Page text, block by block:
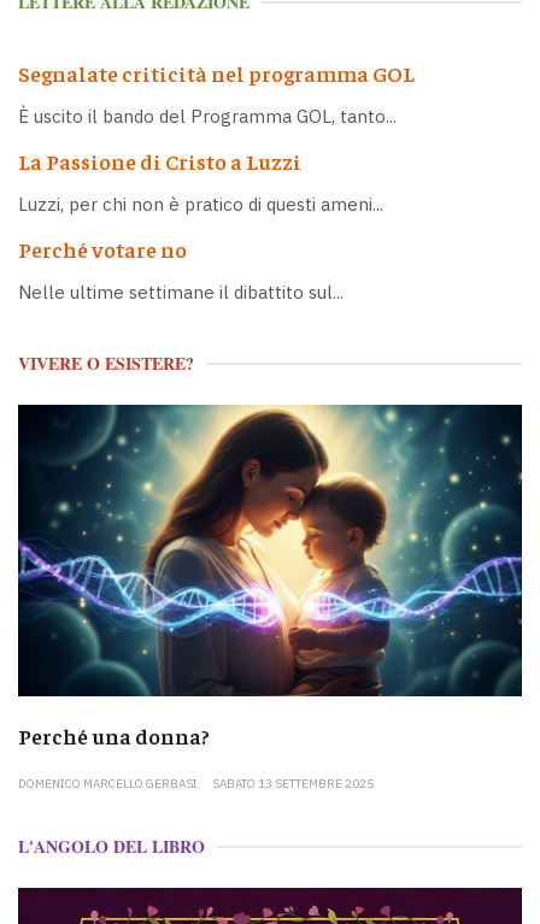
Segnalate criticità nel programma GOL
È uscito il bando del Programma GOL, tanto...
La Passione di Cristo a Luzzi
Luzzi, per chi non è pratico di questi ameni...
Perché votare no
Nelle ultime settimane il dibattito sul...
VIVERE O ESISTERE?
Perché una donna?
DOMENICO MARCELLO GERBASI SABATO 13 SETTEMBRE 2025
L'ANGOLO DEL LIBRO